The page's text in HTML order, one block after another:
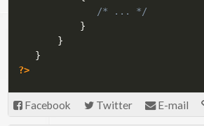
/* ... */
}
}
}
?>
Facebook Twitter E-mail